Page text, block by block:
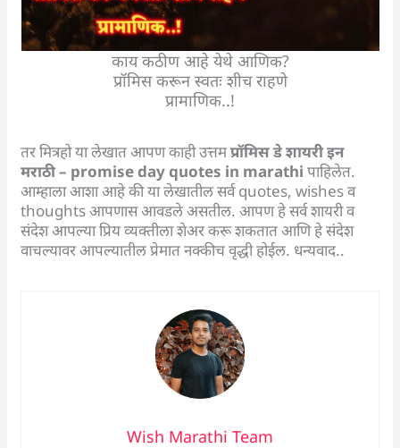
काय कठीण आहे येथे आणिक?
प्रॉमिस करून स्वतः शीच राहणे
प्रामाणिक..!
तर मित्रहो या लेखात आपण काही उत्तमप्रॉमिस डे शायरी इन
मराठी – promise day quotes in marathi पाहिलेत.
आम्हाला आशा आहे की या लेखातील सर्व quotes, wishes व
thoughts आपणास आवडले असतील. आपण हे सर्व शायरी व
संदेश आपल्या प्रिय व्यक्तीला शेअर करू शकतात आणि हे संदेश
वाचल्यावर आपल्यातील प्रेमात नक्कीच वृद्धी होईल. धन्यवाद..
Wish Marathi Team